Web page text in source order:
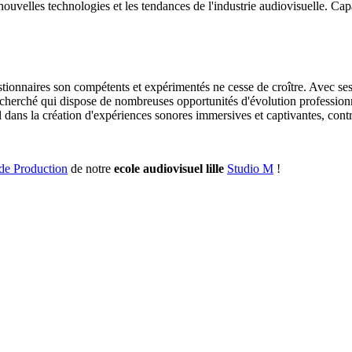
technologies et les tendances de l'industrie audiovisuelle.
son compétents et expérimentés ne cesse de croître. Avec
qui dispose de nombreuses opportunités d'évolution
la création d'expériences sonores immersives et captivantes,
Production de notre ecole audiovisuel lille Studio M !